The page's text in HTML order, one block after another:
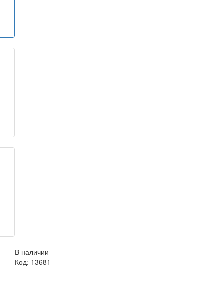
В наличии
Код: 13681